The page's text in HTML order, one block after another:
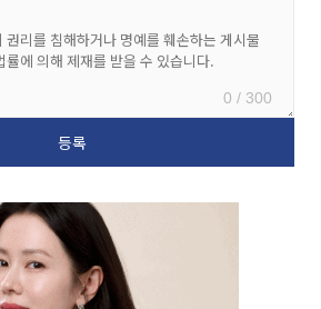
0 / 300